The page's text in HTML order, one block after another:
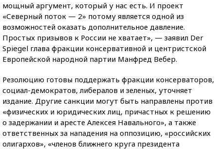
мощный аргумент, который у нас есть. И проект
«Северный поток — 2» потому является одной из
возможностей оказать дополнительное давление.
Простых призывов к России не хватает», — заявил Der
Spiegel глава фракции консервативной и центристской
Европейской народной партии Манфред Вебер.
Резолюцию готовы поддержать фракции консерваторов,
социал-демократов, либералов и зеленых, уточняет
издание. Другие санкции могут быть направлены против
«физических и юридических лиц, причастных к решению
о задержании и аресте Алексея Навального», а также
ответственных за нападения на оппозицию, «российских
олигархов», «членов ближнего круга президента